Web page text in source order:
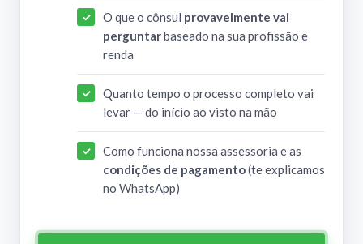
O que o cônsul provavelmente vai
perguntarbaseado na sua profissão e
renda
Quanto tempo o processo completo vai
levar — do início ao visto na mão
Como funciona nossa assessoria e as
condições de pagamento(te explicamos
no WhatsApp)